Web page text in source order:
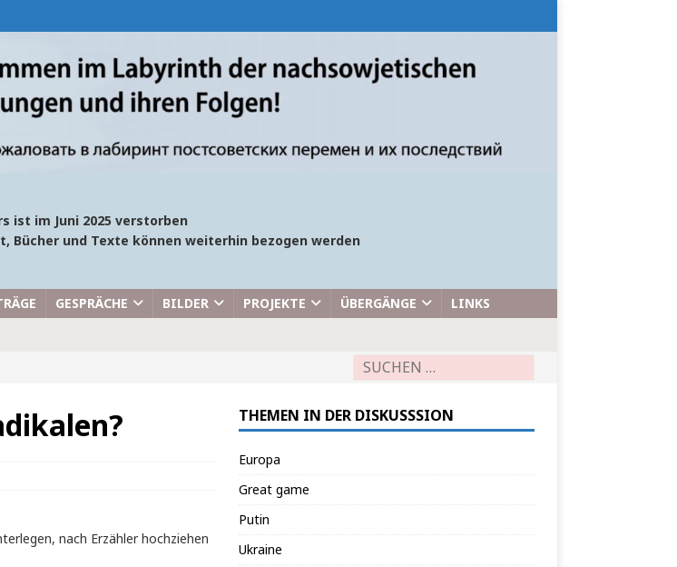
ist im Juni 2025 verstorben
Bücher und Texte können weiterhin bezogen werden
GESPRÄCHE BILDER PROJEKTE ÜBERGÄNGE LINKS
nach Erzähler hochziehen
THEMEN IN DER DISKUSSSION
Europa
Great game
Putin
Ukraine